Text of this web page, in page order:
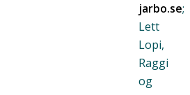
jarbo.se;
Lett
Lopi,
Raggi
og